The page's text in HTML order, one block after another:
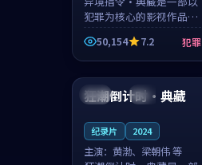
犯罪为核心的影视作品，
围绕危机、反转与人物成
长展开，整体节奏紧凑，
值得推荐观看。
50,154 7.2 犯罪
法国 杜比
99:08
狂潮倒计时·典藏
纪录片 2024
主演： 黄渤、梁朝伟 等